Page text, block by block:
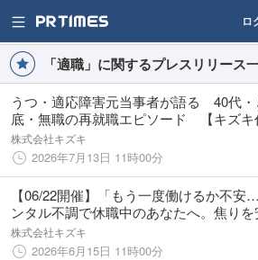
ロ
「適職」に関するプレスリリース
うつ・適応障害元当事者が語る 40代・
底・無職の再就職エピソード 【キズキ
元利用者対談イベント】
株式会社キズキ
2026年7月13日 11時00分
【06/22開催】「もう一度働けるか不安
ンタル不調で休職中のあなたへ。焦りを
に変える「休職から復職する方法」【無
オンライン】
株式会社キズキ
2026年6月15日 11時00分